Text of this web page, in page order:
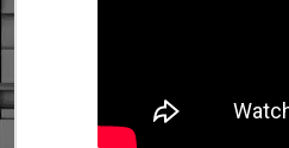
Δήμος Κοζάνης :
Αναμνηστικά